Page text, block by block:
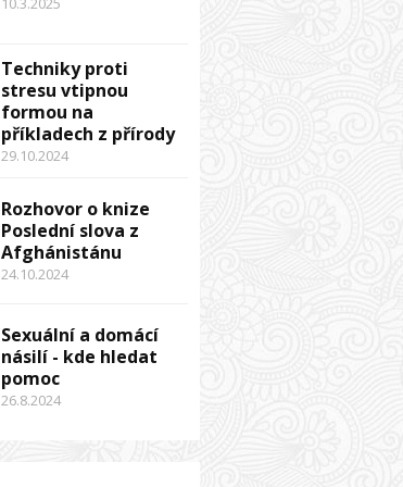
Techniky proti
stresu vtipnou
formou na
příkladech z přírody
29.10.2024
Rozhovor o knize
Poslední slova z
Afghánistánu
24.10.2024
Sexuální a domácí
násilí - kde hledat
pomoc
26.8.2024